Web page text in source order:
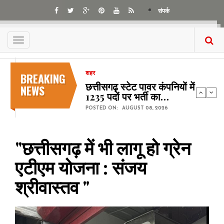
main
content
संपर्क
Toggle
navigation
BREAKING
NEWS
शहर
छत्तीसगढ़ स्टेट पावर कंपनियों में
1235 पदों पर भर्ती का…
POSTED ON: AUGUST 08, 2026
"छत्तीसगढ़ में भी लागू हो ग्रेन
एटीएम योजना : संजय
श्रीवास्तव "